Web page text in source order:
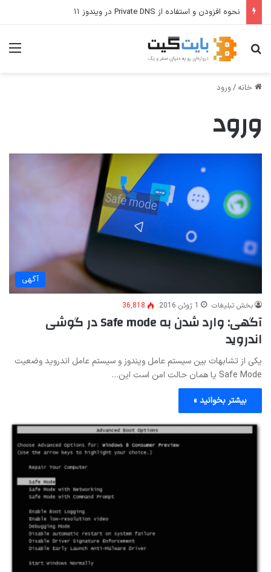
نحوه افزودن و استفاده از Private DNS در ویندوز ۱۱
جستجو برای
خانه /ورود
ورود
آگهی
بخش تبلیغات 1 ژوئن 2016 36,818
آگهی: وارد شدن به Safe mode در گوشی
اندروید
یکی از تشابهات بین سیستم عامل ویندوز و سیستم عامل اندروید وضعیت
Safe Mode یا همان حالت امن است این…
بیشتر بخوانید »